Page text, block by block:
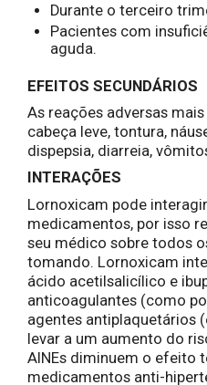
Durante o terceiro
Pacientes com
aguda.
EFEITOS SECUNDÁRIOS
As reações adversas
cabeça leve, tontura,
dispepsia, diarreia,
INTERAÇÕES
Lornoxicam pode
medicamentos, por isso
seu médico sobre todos
tomando. Lornoxicam
ácido acetilsalicílico e
anticoagulantes (como
agentes antiplaquetários
levar a um aumento do
AINEs diminuem o efeito
medicamentos anti-